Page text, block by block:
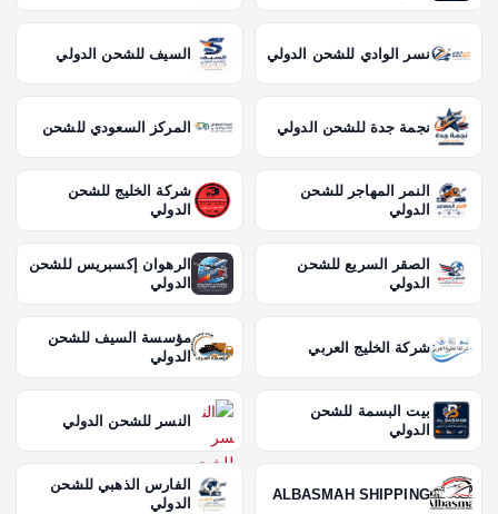
نسر الوادي للشحن الدولي السيف للشحن الدولي
نجمة جدة للشحن الدولي المركز السعودي للشحن
النمر المهاجر للشحن
الدولي
شركة الخليج للشحن
الدولي
الصقر السريع للشحن
الدولي
الرهوان إكسبريس للشحن
الدولي
شركة الخليج العربي
مؤسسة السيف للشحن
الدولي
بيت البسمة للشحن
الدولي
النسر للشحن الدولي
ALBASMAH SHIPPING
الفارس الذهبي للشحن
الدولي